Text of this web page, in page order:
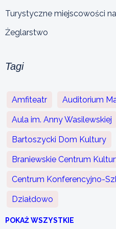
Turystyczne miejscowości
Żeglarstwo
Tagi
Amfiteatr Auditorium
Aula im. Anny Wasilewskiej
Bartoszycki Dom Kultury
Braniewskie Centrum
Centrum Konferencyjno-
Działdowo
POKAŻ WSZYSTKIE